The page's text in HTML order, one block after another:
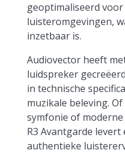
geoptimaliseerd voor
luisteromgevingen,
inzetbaar is.
Audiovector heeft
luidspreker
in technische
muzikale beleving.
symfonie of
R3 Avantgarde levert
authentieke